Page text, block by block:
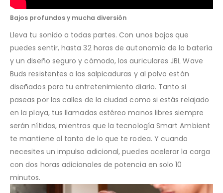
Bajos profundos y mucha diversión
Lleva tu sonido a todas partes. Con unos bajos que
puedes sentir, hasta 32 horas de autonomía de la batería
y un diseño seguro y cómodo, los auriculares JBL Wave
Buds resistentes a las salpicaduras y al polvo están
diseñados para tu entretenimiento diario. Tanto si
paseas por las calles de la ciudad como si estás relajado
en la playa, tus llamadas estéreo manos libres siempre
serán nítidas, mientras que la tecnología Smart Ambient
te mantiene al tanto de lo que te rodea. Y cuando
necesites un impulso adicional, puedes acelerar la carga
con dos horas adicionales de potencia en solo 10
minutos.